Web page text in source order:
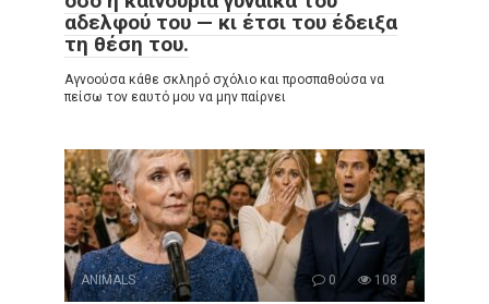
αδελφού του — κι έτσι του έδειξα
τη θέση του.
Αγνοούσα κάθε σκληρό σχόλιο και προσπαθούσα να
πείσω τον εαυτό μου να μην παίρνει
ANIMALS 0 108